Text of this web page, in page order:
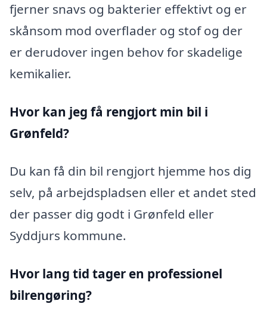
fjerner snavs og bakterier effektivt og er
skånsom mod overflader og stof og der
er derudover ingen behov for skadelige
kemikalier.
Hvor kan jeg få rengjort min bil i
Grønfeld?
Du kan få din bil rengjort hjemme hos dig
selv, på arbejdspladsen eller et andet sted
der passer dig godt i Grønfeld eller
Syddjurs kommune.
Hvor lang tid tager en professionel
bilrengøring?